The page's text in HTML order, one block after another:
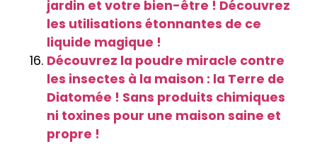
jardin et votre bien-être ! Découvrez
les utilisations étonnantes de ce
liquide magique !
Découvrez la poudre miracle contre
les insectes à la maison : la Terre de
Diatomée ! Sans produits chimiques
ni toxines pour une maison saine et
propre !